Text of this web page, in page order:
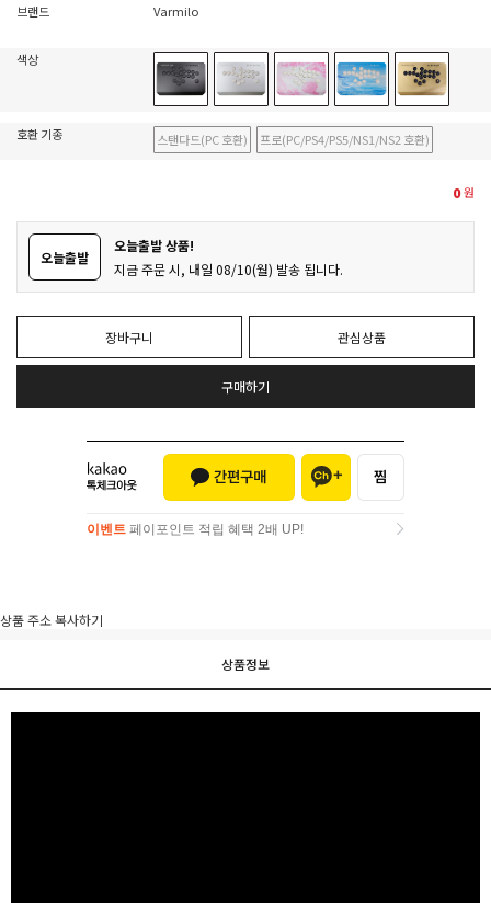
브랜드
Varmilo
색상
호환 기종 스탠다드(PC 호환) 프로(PC/PS4/PS5/NS1/NS2 호환)
0원
오늘출발
오늘출발 상품!
지금 주문 시, 내일 08/10(월) 발송 됩니다.
장바구니 관심상품
구매하기
이벤트 페이포인트 적립 혜택 2배 UP!
상품 주소 복사하기
상품정보